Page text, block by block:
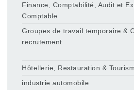
Finance, Comptabilité, Audit et
Comptable
Groupes de travail temporaire &
recrutement
Hôtellerie, Restauration &
industrie automobile